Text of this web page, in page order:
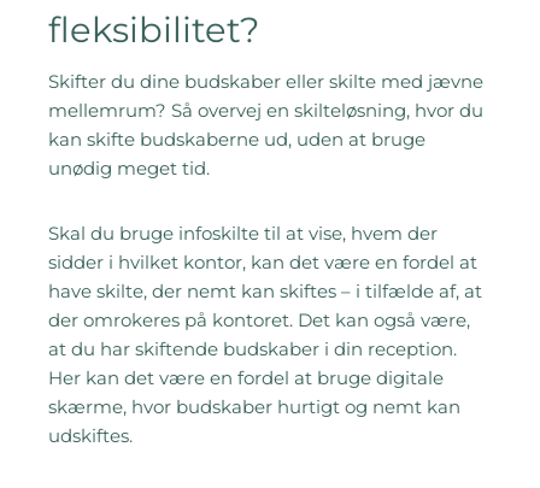
fleksibilitet?
Skifter du dine budskaber eller skilte med jævne
mellemrum? Så overvej en skilteløsning, hvor du
kan skifte budskaberne ud, uden at bruge
unødig meget tid.
Skal du bruge infoskilte til at vise, hvem der
sidder i hvilket kontor, kan det være en fordel at
have skilte, der nemt kan skiftes – i tilfælde af, at
der omrokeres på kontoret. Det kan også være,
at du har skiftende budskaber i din reception.
Her kan det være en fordel at bruge digitale
skærme, hvor budskaber hurtigt og nemt kan
udskiftes.